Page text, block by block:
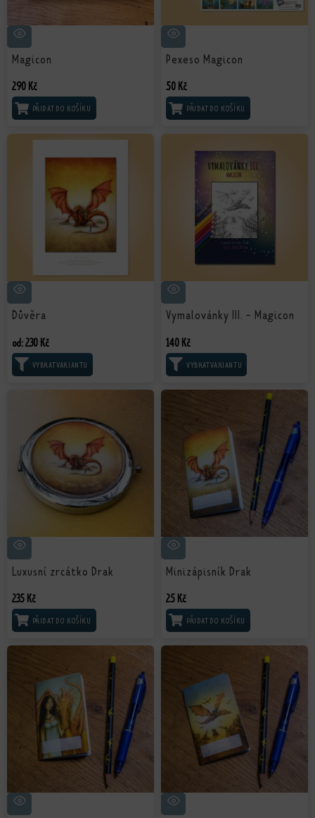
Magicon
290 Kč
PŘIDAT DO KOŠÍKU
Pexeso Magicon
50 Kč
PŘIDAT DO KOŠÍKU
Důvěra
od:230 Kč
VÝBĚR MOŽNOSTÍ
Vymalovánky III. - Magicon
140 Kč
VÝBĚR MOŽNOSTÍ
Luxusní zrcátko Drak
235 Kč
PŘIDAT DO KOŠÍKU
Minizápisník Drak
25 Kč
PŘIDAT DO KOŠÍKU